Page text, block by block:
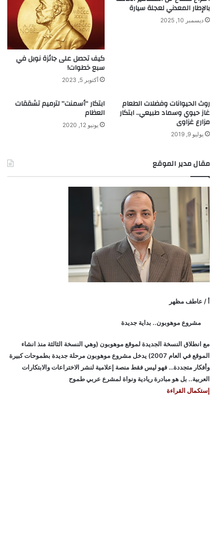
بالإطار المعدني لعجلة سيارة
ديسمبر 10, 2025
كيف تحصل على جائزة نوبل في
سبع خطوات!
أكتوبر 5, 2023
روث الحيوانات وفضلات الطعام
غاز حيوي وسماد طبيعي.. ابتكار
مزارع غزاوى
يوليو 9, 2019
ابتكار “أسمنت” لترميم تشققات
العظام
يونيو 12, 2020
مقال مدير الموقع
أ / عاطف مظهر
مشروع موهوبون.. بداية جديدة
مع انطلاق النسخة الجديدة لموقع موهوبون (وهي النسخة الثالثة منذ انشاء
الموقع في العام 2007) يدخل مشروع موهوبون مرحلة جديدة بطموحات كبيرة
وأفكار متجددة… فهو ليس فقط منصة إعلامية لنشر الاختراعات والابتكارات
العربية.. بل هو مبادرة ريادية ونواة لمشرع عربي طموح
إستكمال القراءة